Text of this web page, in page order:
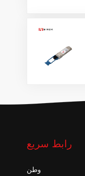
رابط سريع
وطن